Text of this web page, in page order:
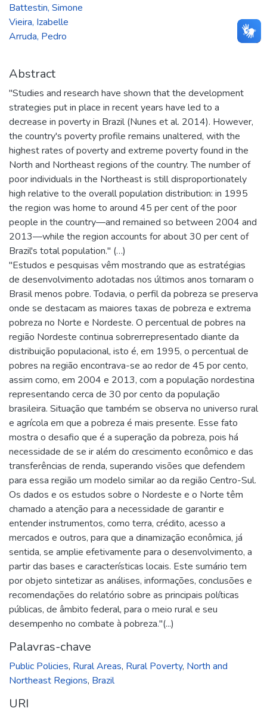
Battestin, Simone
Vieira, Izabelle
Arruda, Pedro
Abstract
"Studies and research have shown that the development
strategies put in place in recent years have led to a
decrease in poverty in Brazil (Nunes et al. 2014). However,
the country's poverty profile remains unaltered, with the
highest rates of poverty and extreme poverty found in the
North and Northeast regions of the country. The number of
poor individuals in the Northeast is still disproportionately
high relative to the overall population distribution: in 1995
the region was home to around 45 per cent of the poor
people in the country—and remained so between 2004 and
2013—while the region accounts for about 30 per cent of
Brazil's total population." (…)
"Estudos e pesquisas vêm mostrando que as estratégias
de desenvolvimento adotadas nos últimos anos tornaram o
Brasil menos pobre. Todavia, o perfil da pobreza se preserva
onde se destacam as maiores taxas de pobreza e extrema
pobreza no Norte e Nordeste. O percentual de pobres na
região Nordeste continua sobrerrepresentado diante da
distribuição populacional, isto é, em 1995, o percentual de
pobres na região encontrava-se ao redor de 45 por cento,
assim como, em 2004 e 2013, com a população nordestina
representando cerca de 30 por cento da população
brasileira. Situação que também se observa no universo rural
e agrícola em que a pobreza é mais presente. Esse fato
mostra o desafio que é a superação da pobreza, pois há
necessidade de se ir além do crescimento econômico e das
transferências de renda, superando visões que defendem
para essa região um modelo similar ao da região Centro-Sul.
Os dados e os estudos sobre o Nordeste e o Norte têm
chamado a atenção para a necessidade de garantir e
entender instrumentos, como terra, crédito, acesso a
mercados e outros, para que a dinamização econômica, já
sentida, se amplie efetivamente para o desenvolvimento, a
partir das bases e características locais. Este sumário tem
por objeto sintetizar as análises, informações, conclusões e
recomendações do relatório sobre as principais políticas
públicas, de âmbito federal, para o meio rural e seu
desempenho no combate à pobreza."(...)
Palavras-chave
Public Policies, Rural Areas, Rural Poverty, North and
Northeast Regions, Brazil
URI